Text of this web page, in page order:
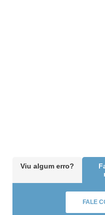
Viu algum erro?
FALE